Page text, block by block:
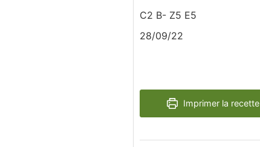
C2 B- Z5 E5
28/09/22
Imprimer la recette